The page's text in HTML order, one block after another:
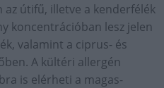
útifű, illetve a kenderfélék
koncentrációban lesz jelen
valamint a ciprus- és
A kültéri allergén
is elérheti a magas-